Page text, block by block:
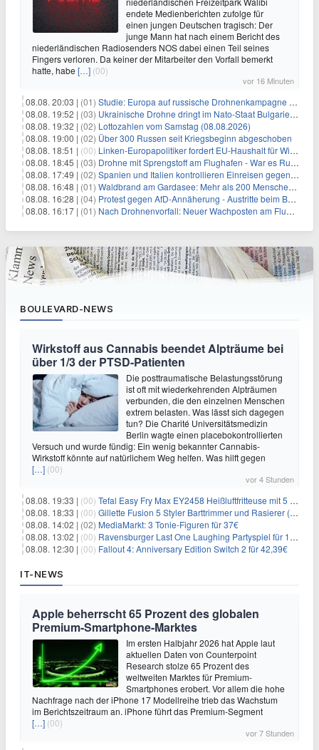
endete Medienberichten zufolge für
einen jungen Deutschen tragisch: Der
junge Mann hat nach einem Bericht des
niederländischen Radiosenders NOS dabei einen Teil seines
Fingers verloren. Da keiner der Mitarbeiter den Vorfall bemerkt
hatte, habe […] (00)
vor 16 Minuten
08.08. 20:03 | (01) Studie: Europa auf russische Drohnenkampagne unzureichend vorbereitet
08.08. 19:52 | (03) Ukrainische Drohne dringt im Nato-Staat Bulgarien ein
08.08. 19:32 | (02) Lottozahlen vom Samstag (08.08.2026)
08.08. 19:00 | (02) Über 300 Russen seit Kriegsbeginn abgeschoben
08.08. 18:51 | (00) Linken-Europapolitiker fordert EU-Haushalt für Wirtschaftsumbau
08.08. 18:45 | (03) Drohne mit Sprengstoff am Flughafen - War es Russland?
08.08. 17:49 | (02) Spanien und Italien kontrollieren Einreisen gegenseitig
08.08. 16:48 | (01) Waldbrand am Gardasee: Mehr als 200 Menschen evakuiert
08.08. 16:28 | (04) Protest gegen AfD-Annäherung - Austritte beim BSW Sachsen-Anhalt
08.08. 16:17 | (01) Nach Drohnenvorfall: Neuer Wachposten am Flughafen
BOULEVARD-NEWS
Wirkstoff aus Cannabis beendet Alpträume bei
über 1/3 der PTSD-Patienten
Die posttraumatische Belastungsstörung
ist oft mit wiederkehrenden Alpträumen
verbunden, die den einzelnen Menschen
extrem belasten. Was lässt sich dagegen
tun? Die Charité Universitätsmedizin
Berlin wagte einen placebokontrollierten
Versuch und wurde fündig: Ein wenig bekannter Cannabis-
Wirkstoff könnte auf natürlichem Weg helfen. Was hilft gegen
[…] (00)
vor 4 Stunden
08.08. 19:33 | (00) Tefal Easy Fry Max EY2458 Heißluftfritteuse mit 5 Litern für 64,99€
08.08. 18:33 | (00) Gillette Fusion 5 Styler Barttrimmer und Rasierer (All in One) für 16€
08.08. 14:02 | (02) MediaMarkt: 3 Tonie-Figuren für 37€
08.08. 13:02 | (00) Ravensburger Last One Laughing Partyspiel für 14,04€
08.08. 12:30 | (00) Fallout 4: Anniversary Edition Switch 2 für 42,39€
IT-NEWS
Apple beherrscht 65 Prozent des globalen
Premium-Smartphone-Marktes
Im ersten Halbjahr 2026 hat Apple laut
aktuellen Daten von Counterpoint
Research stolze 65 Prozent des
weltweiten Marktes für Premium-
Smartphones erobert. Vor allem die hohe
Nachfrage nach der iPhone 17 Modellreihe trieb das Wachstum
im Berichtszeitraum an. iPhone führt das Premium-Segment
[…] (00)
vor 7 Stunden